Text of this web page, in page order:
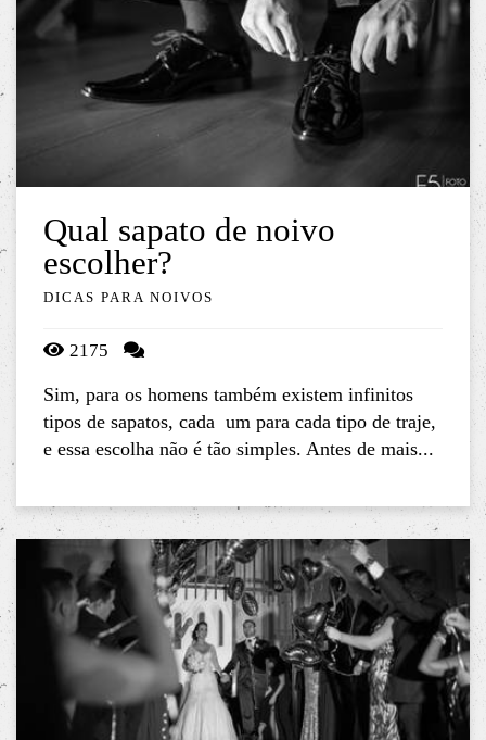
Qual sapato de noivo
escolher?
DICAS PARA NOIVOS
2175
Sim, para os homens também existem infinitos
tipos de sapatos, cada um para cada tipo de traje,
e essa escolha não é tão simples. Antes de mais...